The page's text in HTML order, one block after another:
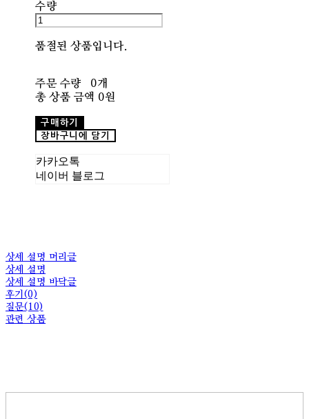
수량
품절된 상품입니다.
주문 수량
0개
총 상품 금액 0원
구매하기
장바구니에 담기
카카오톡
네이버 블로그
상세 설명 머리글
상세 설명
상세 설명 바닥글
후기(0)
질문(10)
관련 상품